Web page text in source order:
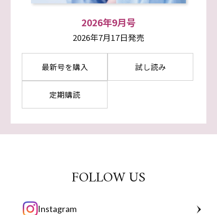
2026年9月号
2026年7月17日発売
最新号を購入 試し読み
定期購読
FOLLOW US
Instagram